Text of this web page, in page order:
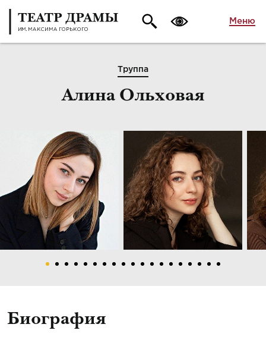
Меню
Труппа
Алина Ольховая
Биография